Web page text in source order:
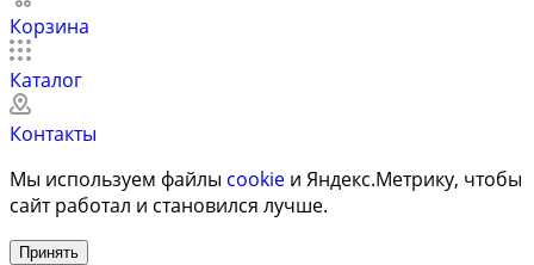
Корзина
Каталог
Контакты
Мы используем файлы cookie и Яндекс.Метрику, чтобы
сайт работал и становился лучше.
Принять